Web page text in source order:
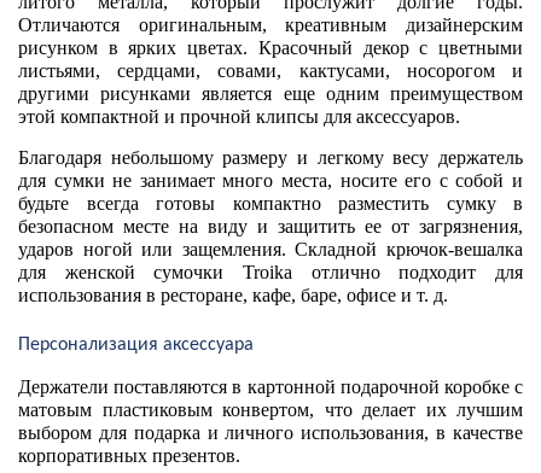
Отличаются оригинальным, креативным дизайнерским
рисунком в ярких цветах. Красочный декор с цветными
листьями, сердцами, совами, кактусами, носорогом и
другими рисунками является еще одним преимуществом
этой компактной и прочной клипсы для аксессуаров.
Благодаря небольшому размеру и легкому весу держатель
для сумки не занимает много места, носите его с собой и
будьте всегда готовы компактно разместить сумку в
безопасном месте на виду и защитить ее от загрязнения,
ударов ногой или защемления. Складной крючок-вешалка
для женской сумочки Troika отлично подходит для
использования в ресторане, кафе, баре, офисе и т. д.
Персонализация аксессуара
Держатели поставляются в картонной подарочной коробке с
матовым пластиковым конвертом, что делает их лучшим
выбором для подарка и личного использования, в качестве
корпоративных презентов.